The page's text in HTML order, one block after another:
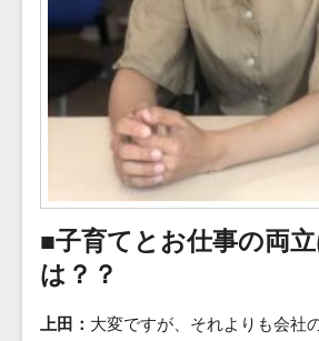
■子育てとお仕事の両
は？？
上田： 大変ですが、それよりも会社